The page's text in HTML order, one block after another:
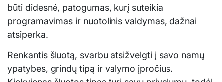
būti didesnė, patogumas, kurį suteikia
programavimas ir nuotolinis valdymas, dažnai
atsiperka.
Renkantis šluotą, svarbu atsižvelgti į savo namų
ypatybes, grindų tipą ir valymo įpročius.